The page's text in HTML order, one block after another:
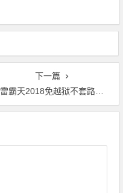
下一篇
雷霸天2018免越狱不套路单透震撼发布